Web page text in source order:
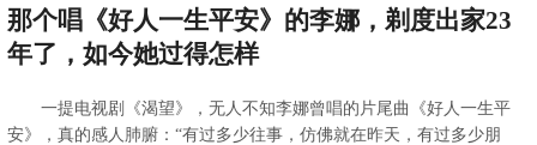
2020-10-10 11:43:39
那个唱《好人一生平安》的李娜，剃度出家23
年了，如今她过得怎样
一提电视剧《渴望》，无人不知李娜曾唱的片尾曲《好人一生平
安》，真的感人肺腑：“有过多少往事，仿佛就在昨天，有过多少朋